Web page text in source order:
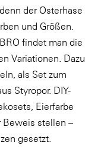
der Osterhase
und Größen.
findet man die
Variationen. Dazu
als Set zum
Styropor. DIY-
Eierfarbe
Beweis stellen –
gesetzt.